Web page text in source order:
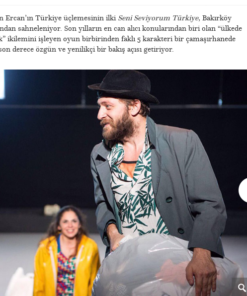
Ercan’ın Türkiye üçlemesinin ilki Seni Seviyorum Türkiye, Bakırköy
sahneleniyor. Son yılların en can alıcı konularından biri olan “ülkede
ikilemini işleyen oyun birbirinden faklı 5 karakteri bir çamaşırhanede
derece özgün ve yenilikçi bir bakış açısı getiriyor.